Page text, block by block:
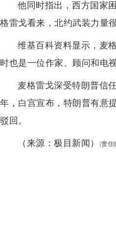
他同时指出，西方国家
格雷戈看来，北约武装力量
维基百科资料显示，麦
时也是一位作家、顾问和电
麦格雷戈深受特朗普信
年，白宫宣布，特朗普有意
驳回。
（来源：极目新闻） (责任